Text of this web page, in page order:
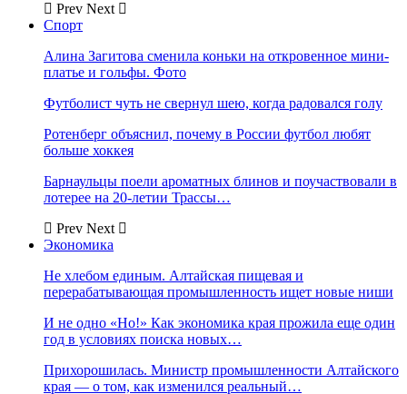
Prev Next
Спорт
Алина Загитова сменила коньки на откровенное мини-
платье и гольфы. Фото
Футболист чуть не свернул шею, когда радовался голу
Ротенберг объяснил, почему в России футбол любят
больше хоккея
Барнаульцы поели ароматных блинов и поучаствовали в
лотерее на 20-летии Трассы…
Prev Next
Экономика
Не хлебом единым. Алтайская пищевая и
перерабатывающая промышленность ищет новые ниши
И не одно «Но!» Как экономика края прожила еще один
год в условиях поиска новых…
Прихорошилась. Министр промышленности Алтайского
края — о том, как изменился реальный…